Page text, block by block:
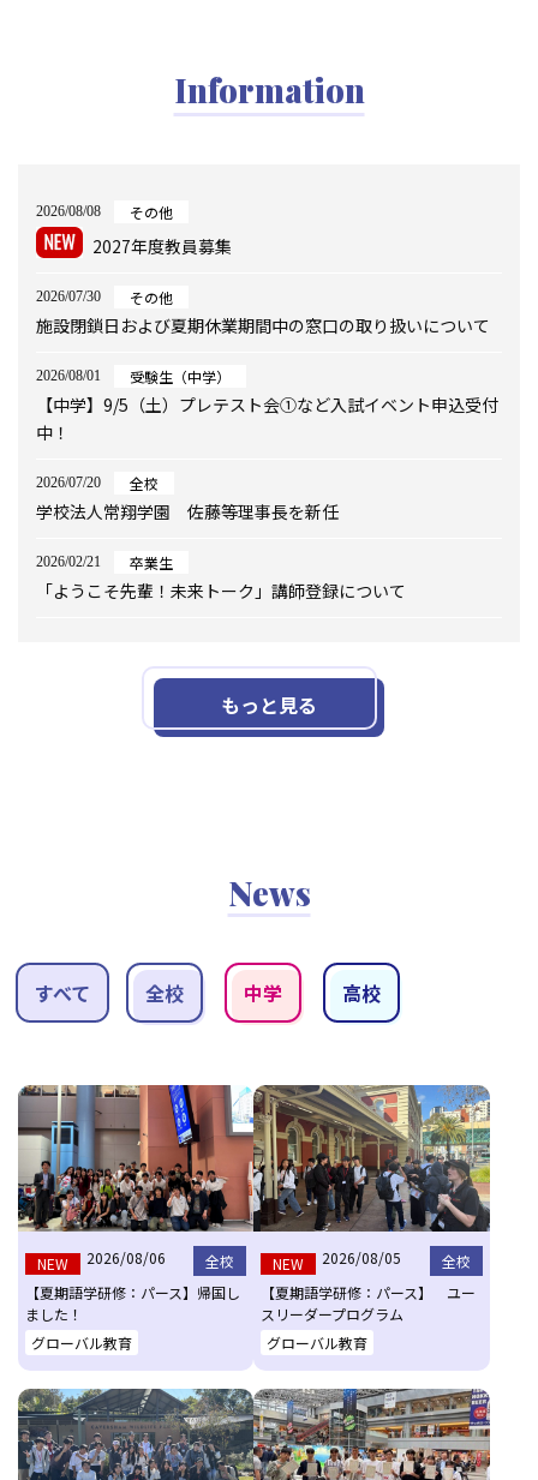
Information
2026/08/08 その他
2027年度教員募集
2026/07/30 その他
施設閉鎖日および夏期休業期間中の窓口の取り扱いについて
2026/08/01 受験生（中学）
【中学】9/5（土）プレテスト会①など入試イベント申込受付
中！
2026/07/20 全校
学校法人常翔学園 佐藤等理事長を新任
2026/02/21 卒業生
「ようこそ先輩！未来トーク」講師登録について
もっと見る
News
すべて 全校 中学 高校
NEW 2026/08/06
全校
【夏期語学研修：パース】帰国し
ました！
グローバル教育
NEW 2026/08/05
全校
【夏期語学研修：パース】 ユー
スリーダープログラム
グローバル教育